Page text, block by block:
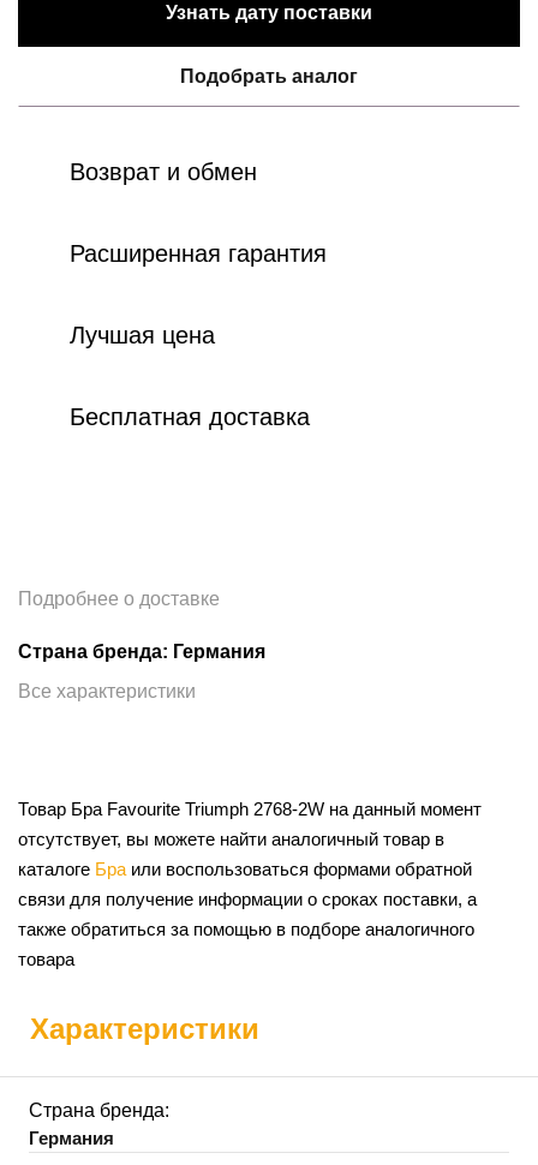
Узнать дату поставки
Подобрать аналог
Возврат и обмен
Расширенная гарантия
Лучшая цена
Бесплатная доставка
Подробнее о доставке
Страна бренда: Германия
Все характеристики
Товар Бра Favourite Triumph 2768-2W на данный момент
отсутствует, вы можете найти аналогичный товар в
каталоге Бра или воспользоваться формами обратной
связи для получение информации о сроках поставки, а
также обратиться за помощью в подборе аналогичного
товара
Характеристики
Страна бренда:
Германия